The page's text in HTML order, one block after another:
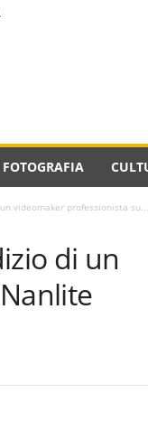
videomaker professionista su...
di un